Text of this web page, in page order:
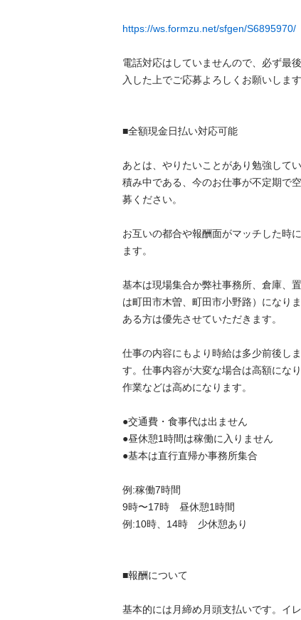
https://ws.formzu.net/sfgen/S6895970/
電話対応はしていませんので、必ず最
入した上でご応募よろしくお願いします
■全額現金日払い対応可能
あとは、やりたいことがあり勉強して
積み中である、今のお仕事が不定期で
募ください。
お互いの都合や報酬面がマッチした時
ます。
基本は現場集合か弊社事務所、倉庫、
は町田市木曽、町田市小野路）になり
ある方は優先させていただきます。
仕事の内容にもより時給は多少前後し
す。仕事内容が大変な場合は高額にな
作業などは高めになります。
●交通費・食事代は出ません
●昼休憩1時間は稼働に入りません
●基本は直行直帰か事務所集合
例:稼働7時間
9時〜17時　昼休憩1時間
例:10時、14時　少休憩あり
■報酬について
基本的には月締め月頭支払いです。イ